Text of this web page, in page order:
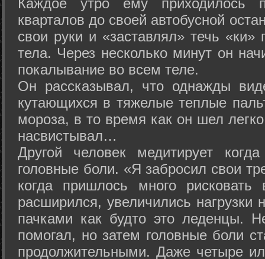
Каждое утро ему приходилось
кварталов до своей автобусной
свои руки и «заставлял» течь «ки»
тела. Через несколько минут он
покалывание во всем теле.
Он рассказывал, что однажды
кутающихся в тяжелые теплые
мороза, в то время как он шел
насвистывал…
Другой человек медитирует
головные боли. «Я забросил свои
когда пришлось много
расширился, увеличились нагрузки
пачками как будто это леденцы.
помогал, но затем головные боли
продолжительными. Даже четыре